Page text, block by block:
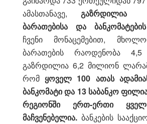
ამასთანავე, გაზრდილია
ბარათებისა და
ჩვენი მონაცემებით,
ბარათების რაოდენობა 4,5
გაზრდილია 6,2 მილიონ
რომყოველ 100 ათას
ბანკომატი და 13 საბანკო
რეგიონში ერთ-ერთი
მაჩვენებელია. ბანკების